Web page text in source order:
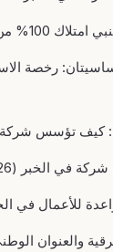
من شركة في الخبر؟
رخصة
كيف تؤسس شركة
في الخبر (2026)
للأعمال في
والعنوان